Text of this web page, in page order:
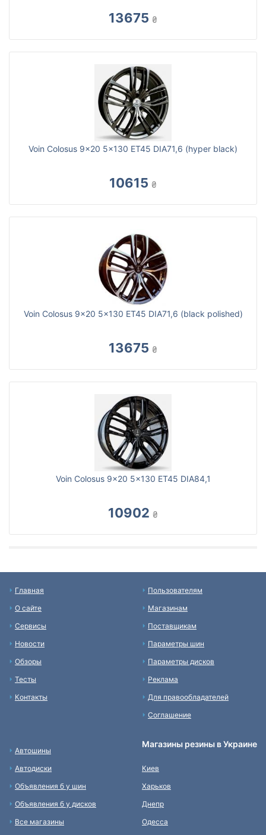
13675 ₴
Voin Colosus 9x20 5x130 ET45 DIA71,6 (hyper black)
10615 ₴
Voin Colosus 9x20 5x130 ET45 DIA71,6 (black polished)
13675 ₴
Voin Colosus 9x20 5x130 ET45 DIA84,1
10902 ₴
Главная
О сайте
Сервисы
Новости
Обзоры
Тесты
Контакты
Пользователям
Магазинам
Поставщикам
Параметры шин
Параметры дисков
Реклама
Для правообладателей
Соглашение
Автошины
Автодиски
Объявления б у шин
Объявления б у дисков
Все магазины
Магазины резины в Украине
Киев
Харьков
Днепр
Одесса